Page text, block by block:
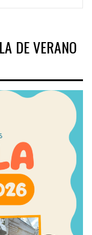
DE VERANO